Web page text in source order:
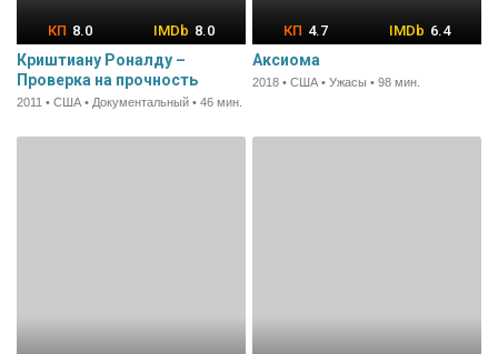
8.0 8.0
Криштиану Роналду –
Проверка на прочность
2011 • США • Документальный • 46 мин.
4.7 6.4
Аксиома
2018 • США • Ужасы • 98 мин.